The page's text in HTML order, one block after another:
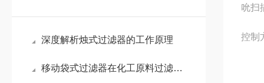
深度解析烛式过滤器的工作原理
移动袋式过滤器在化工原料过滤中的耐腐蚀性能分析
吮扫
控制